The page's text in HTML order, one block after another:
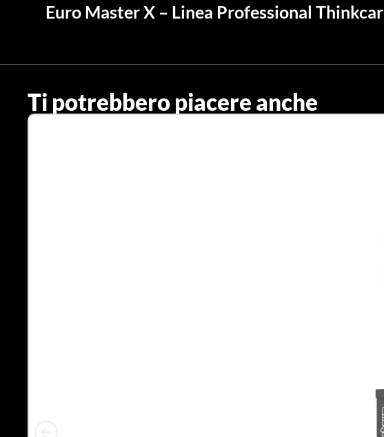
Euro Master X – Linea Professional Thinkcar
Ti potrebbero piacere anche